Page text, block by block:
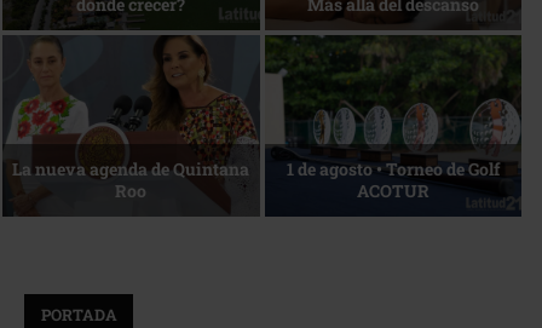
Reconocimiento de viajeros La esencia del servicio
PORTADA